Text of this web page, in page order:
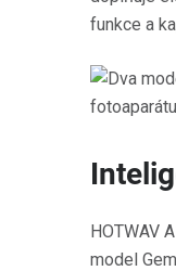
funkce a
HOTWAV
model